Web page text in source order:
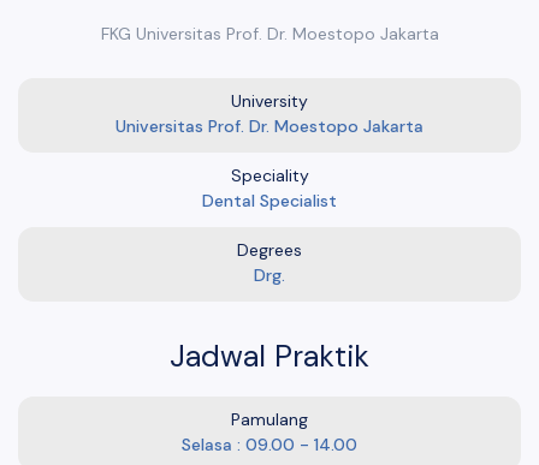
FKG Universitas Prof. Dr. Moestopo Jakarta
University
Universitas Prof. Dr. Moestopo Jakarta
Speciality
Dental Specialist
Degrees
Drg.
Jadwal Praktik
Pamulang
Selasa : 09.00 - 14.00